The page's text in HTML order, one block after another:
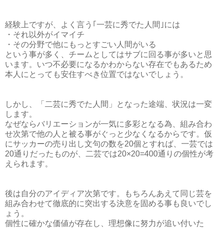
経験上ですが、よく言う｢一芸に秀でた人間｣には
・それ以外がイマイチ
・その分野で他にもっとすごい人間がいる
という事が多く、チームとしてはサブに回る事が多いと思
います。いつ不必要になるかわからない存在でもあるため
本人にとっても安住すべき位置ではないでしょう。
しかし、「二芸に秀でた人間」となった途端、状況は一変
します。
なぜならバリエーションが一気に多彩となる為、組み合わ
せ次第で他の人と被る事がぐっと少なくなるからです。仮
にサッカーの売り出し文句の数を20個とすれば、一芸では
20通りだったものが、二芸では20×20=400通りの個性が考
えられます。
後は自分のアイディア次第です。もちろんあえて同じ芸を
組み合わせて徹底的に突出する決意を固める事も良いでし
ょう。
個性に確かな価値が存在し、理想像に努力が追い付いた